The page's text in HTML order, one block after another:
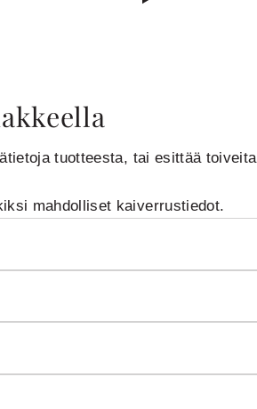
tuotteesta, tai esittää toiveita
mahdolliset kaiverrustiedot.